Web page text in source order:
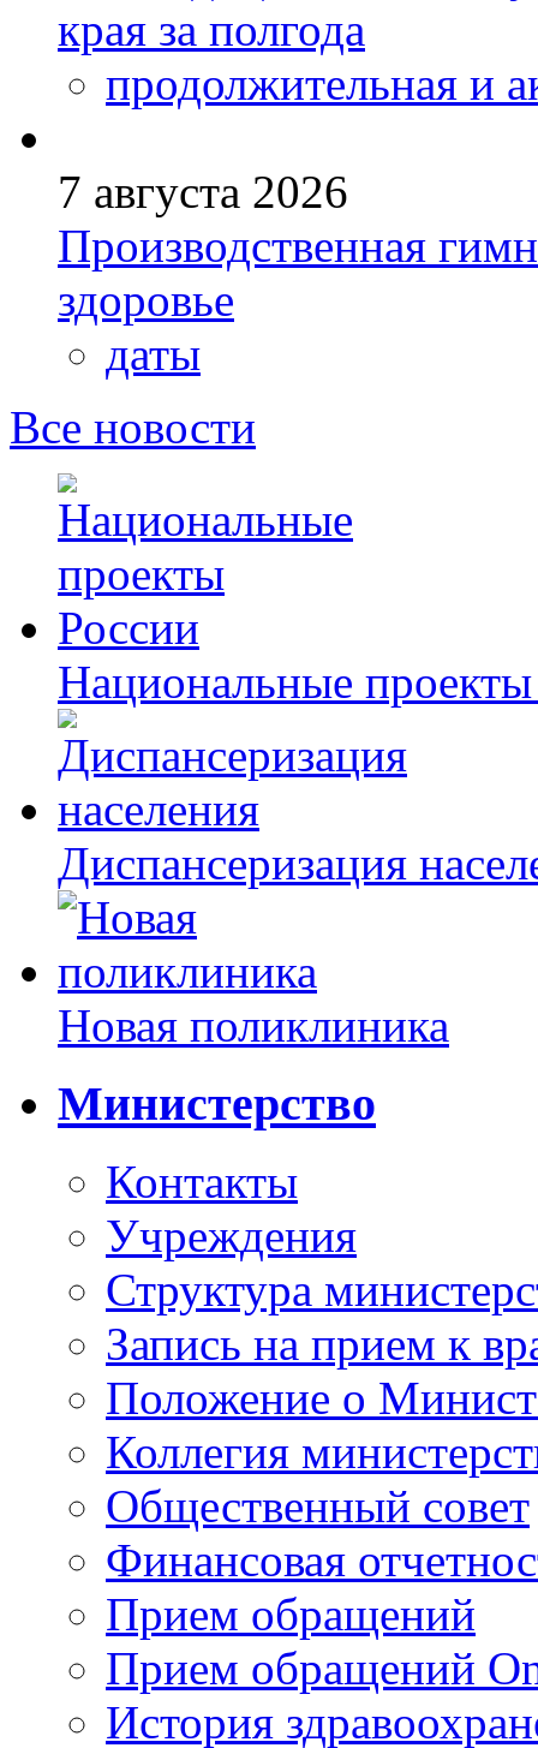
края за полгода
продолжительная и
7 августа 2026
Производственная
здоровье
даты
Все новости
Национальные
Диспансеризация
Новая поликлиника
Министерство
Контакты
Учреждения
Структура
Запись на прием к
Положение о
Коллегия
Общественный совет
Финансовая
Прием обращений
Прием обращений
История